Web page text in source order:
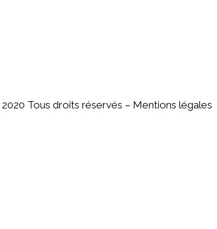
2020 Tous droits réservés – Mentions légales